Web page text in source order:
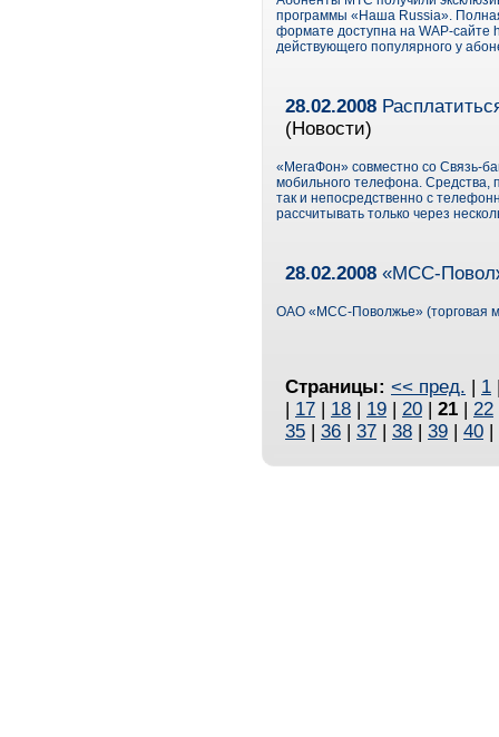
программы «Наша Russia».
формате доступна на WAP-сайте
действующего популярного у
28.02.2008
(Новости)
«МегаФон» совместно со Связь-
мобильного телефона. Cредства,
так и непосредственно с
рассчитывать только через
28.02.2008 «МСС-
ОАО «МСС-Поволжье» (торговая
Страницы: << пред. | 1
| 17 | 18 | 19 | 20 | 21 | 22
35 | 36 | 37 | 38 | 39 | 40 |